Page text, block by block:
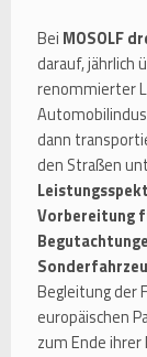
Bei MOSOLF
darauf, jährlich
renommierter
dann
den Straßen
Vorbereitung
Begleitung der
europäischen
zum Ende ihrer